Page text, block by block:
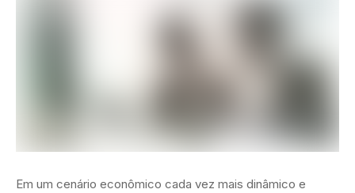
Em um cenário econômico cada vez mais dinâmico e